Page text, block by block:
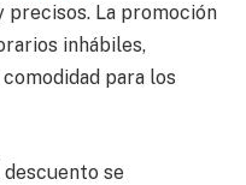
precisos. La promoción
inhábiles,
para los
se